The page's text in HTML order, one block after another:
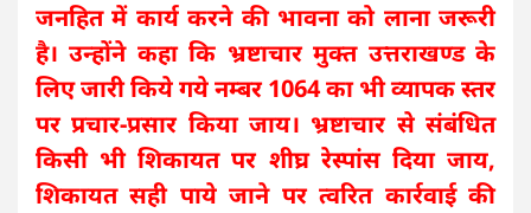
जनहित में कार्य करने की भावना को लाना जरूरी
है। उन्होंने कहा कि भ्रष्टाचार मुक्त उत्तराखण्ड के
लिए जारी किये गये नम्बर 1064 का भी व्यापक स्तर
पर प्रचार-प्रसार किया जाय। भ्रष्टाचार से संबंधित
किसी भी शिकायत पर शीघ्र रेस्पांस दिया जाय,
शिकायत सही पाये जाने पर त्वरित कार्रवाई की